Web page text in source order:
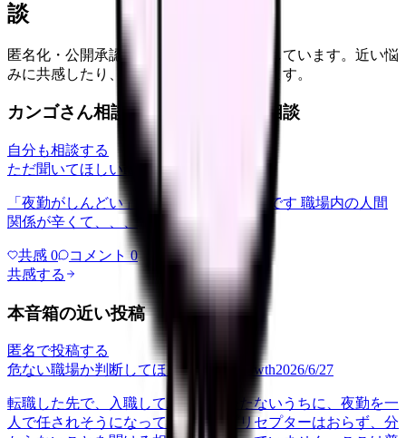
談
匿名化・公開承認済みの本音だけを表示しています。近い悩
みに共感したり、自分の状況を投稿できます。
カンゴさん相談室から共有された相談
自分も相談する
ただ聞いてほしい relationships
「夜勤がしんどい」について相談したいです 職場内の人間
関係が辛くて、、、
共感 0 コメント0
共感する
本音箱の近い投稿
匿名で投稿する
危ない職場か判断してほしい
career-growth2026/6/27
転職した先で、入職して二ヶ月も経たないうちに、夜勤を一
人で任されそうになっています。プリセプターはおらず、分